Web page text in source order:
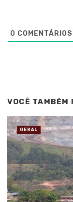
0 COMENTÁRIOS
VOCÊ TAMBÉM
GERAL